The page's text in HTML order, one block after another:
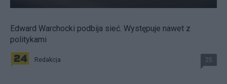
Edward Warchocki podbija sieć. Występuje nawet z
politykami
Redakcja 25